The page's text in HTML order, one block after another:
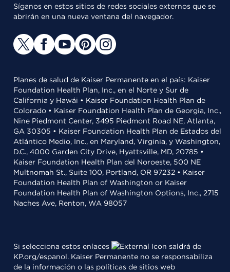
Síganos en estos sitios de redes sociales externos que se
abrirán en una nueva ventana del navegador.
Planes de salud de Kaiser Permanente en el país: Kaiser
Foundation Health Plan, Inc., en el Norte y Sur de
California y Hawái • Kaiser Foundation Health Plan de
Colorado • Kaiser Foundation Health Plan de Georgia, Inc.,
Nine Piedmont Center, 3495 Piedmont Road NE, Atlanta,
GA 30305 • Kaiser Foundation Health Plan de Estados del
Atlántico Medio, Inc., en Maryland, Virginia, y Washington,
D.C., 4000 Garden City Drive, Hyattsville, MD, 20785 •
Kaiser Foundation Health Plan del Noroeste, 500 NE
Multnomah St., Suite 100, Portland, OR 97232 • Kaiser
Foundation Health Plan of Washington or Kaiser
Foundation Health Plan of Washington Options, Inc., 2715
Naches Ave, Renton, WA 98057
Si selecciona estos enlaces
saldrá de
KP.org/espanol. Kaiser Permanente no se responsabiliza
de la información o las políticas de sitios web